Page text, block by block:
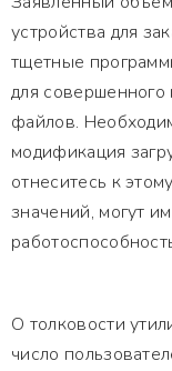
устройства для
тщетные
для совершенного
файлов.
модификация
отнеситесь к
значений, могут
О толковости
число